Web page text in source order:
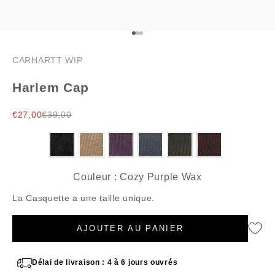
Aller à l'élément 1
Aller à l'élément 2
Aller à l'élément 3
CARHARTT WIP
Harlem Cap
Prix de vente
€27,00Prix normal
€39,00
Couleur : Cozy Purple WaxCouleur
La Casquette a une taille unique.
AJOUTER AU PANIER
Délai de livraison : 4 à 6 jours ouvrés